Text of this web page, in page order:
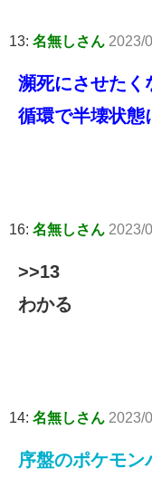
13: 名無しさん 2023/
瀕死にさせたく
循環で半壊状態
16: 名無しさん 2023/
>>13
わかる
14: 名無しさん 2023/
序盤のポケモ